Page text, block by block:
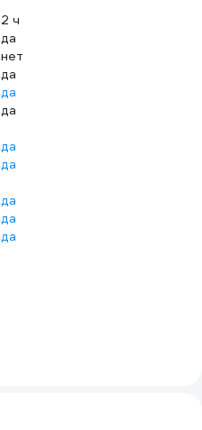
2 ч
да
нет
да
да
да
да
да
да
да
да